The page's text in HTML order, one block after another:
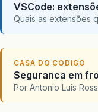
VSCode:
Quais as extensões
CASA DO CODIGO
Seguranca em
Por Antonio Luis